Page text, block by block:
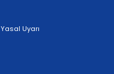
Yasal Uyarı